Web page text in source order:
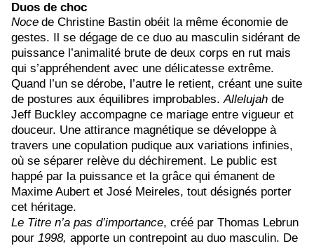
Duos de choc
Noce de Christine Bastin obéit la même économie de
gestes. Il se dégage de ce duo au masculin sidérant de
puissance l’animalité brute de deux corps en rut mais
qui s’appréhendent avec une délicatesse extrême.
Quand l’un se dérobe, l’autre le retient, créant une suite
de postures aux équilibres improbables.Allelujah de
Jeff Buckley accompagne ce mariage entre vigueur et
douceur. Une attirance magnétique se développe à
travers une copulation pudique aux variations infinies,
où se séparer relève du déchirement. Le public est
happé par la puissance et la grâce qui émanent de
Maxime Aubert et José Meireles, tout désignés porter
cet héritage.
Le Titre n’a pas d’importance, créé par Thomas Lebrun
pour 1998, apporte un contrepoint au duo masculin. De